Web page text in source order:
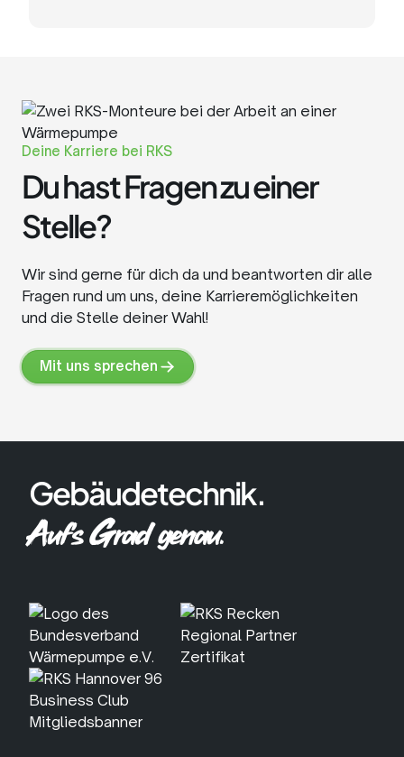
Deine Karriere bei RKS
Du hast Fragen zu einer
Stelle?
Wir sind gerne für dich da und beantworten dir alle
Fragen rund um uns, deine Karrieremöglichkeiten
und die Stelle deiner Wahl!
Mit uns sprechen
Mit
Gebäudetechnik.
Auf's Grad genau.